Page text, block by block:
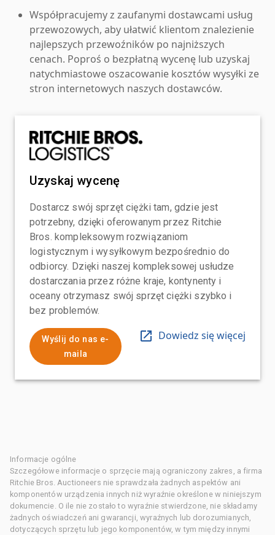
Współpracujemy z zaufanymi dostawcami usług
przewozowych, aby ułatwić klientom znalezienie
najlepszych przewoźników po najniższych
cenach. Poproś o bezpłatną wycenę lub uzyskaj
natychmiastowe oszacowanie kosztów wysyłki ze
stron internetowych naszych dostawców.
Uzyskaj wycenę
Dostarcz swój sprzęt ciężki tam, gdzie jest
potrzebny, dzięki oferowanym przez Ritchie
Bros. kompleksowym rozwiązaniom
logistycznym i wysyłkowym bezpośrednio do
odbiorcy. Dzięki naszej kompleksowej usłudze
dostarczania przez różne kraje, kontynenty i
oceany otrzymasz swój sprzęt ciężki szybko i
bez problemów.
Wyślij do nas e-
maila
Dowiedz się więcej
Informacje ogólne
Szczegółowe informacje o sprzęcie mają ograniczony zakres, a firma
Ritchie Bros. Auctioneers nie sprawdzała żadnych aspektów ani
komponentów urządzenia innych niż wyraźnie określone w niniejszym
dokumencie. O ile nie zostało to wyraźnie stwierdzone, nie składamy
żadnych oświadczeń ani gwarancji, wyraźnych lub dorozumianych,
dotyczących sprzętu lub jego komponentów, w tym między innymi